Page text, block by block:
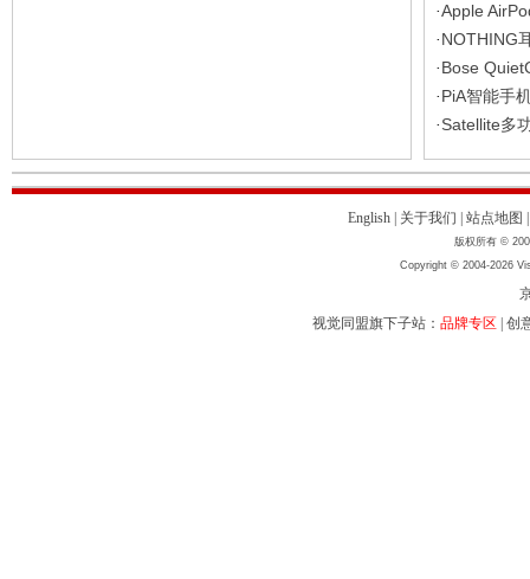
·Apple
· NOTHING
· Bose
· PiA智能手
· Satellite多
English 关于我们 站点地图
版权所有 ©
Copyright © 2004-2026
视觉同盟旗下子站： 品牌专区 创